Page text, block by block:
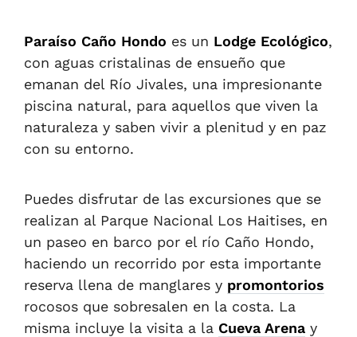
Paraíso Caño Hondo es un Lodge Ecológico,
con aguas cristalinas de ensueño que
emanan del Río Jivales, una impresionante
piscina natural, para aquellos que viven la
naturaleza y saben vivir a plenitud y en paz
con su entorno.
Puedes disfrutar de las excursiones que se
realizan al Parque Nacional Los Haitises, en
un paseo en barco por el río Caño Hondo,
haciendo un recorrido por esta importante
reserva llena de manglares y promontorios
rocosos que sobresalen en la costa. La
misma incluye la visita a la Cueva Arena y